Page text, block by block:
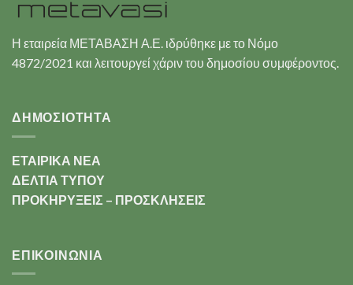
Η εταιρεία ΜΕΤΑΒΑΣΗ Α.Ε. ιδρύθηκε με το Νόμο
4872/2021 και λειτουργεί χάριν του δημοσίου συμφέροντος.
ΔΗΜΟΣΙΟΤΗΤΑ
ΕΤΑΙΡΙΚΑ ΝΕΑ
ΔΕΛΤΙΑ ΤΥΠΟΥ
ΠΡΟΚΗΡΥΞΕΙΣ – ΠΡΟΣΚΛΗΣΕΙΣ
ΕΠΙΚΟΙΝΩΝΊΑ